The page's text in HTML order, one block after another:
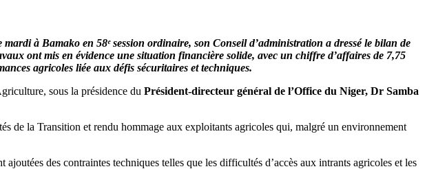
à Bamako en 58ᵉ session ordinaire, son Conseil d’administration a dressé le bilan de
ont mis en évidence une situation financière solide, avec un chiffre d’affaires de 7,75
agricoles liée aux défis sécuritaires et techniques.
sous la présidence du Président-directeur général de l’Office du Niger, Dr Samba
de la Transition et rendu hommage aux exploitants agricoles qui, malgré un environnement
des contraintes techniques telles que les difficultés d’accès aux intrants agricoles et les